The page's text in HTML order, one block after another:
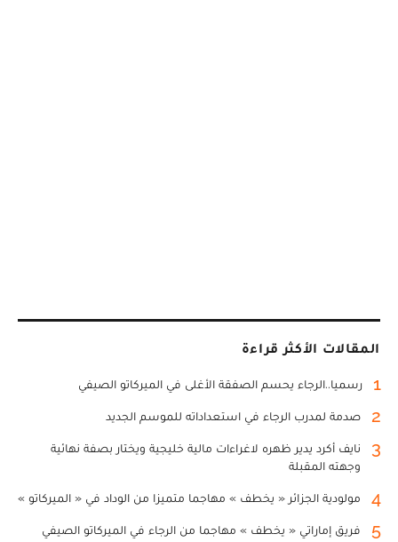
المقالات الأكثر قراءة
1 رسميا..الرجاء يحسم الصفقة الأغلى في الميركاتو الصيفي
2 صدمة لمدرب الرجاء في استعداداته للموسم الجديد
3
نايف أكرد يدير ظهره لاغراءات مالية خليجية ويختار بصفة نهائية
وجهته المقبلة
4 مولودية الجزائر « يخطف » مهاجما متميزا من الوداد في « الميركاتو »
5 فريق إماراتي « يخطف » مهاجما من الرجاء في الميركاتو الصيفي